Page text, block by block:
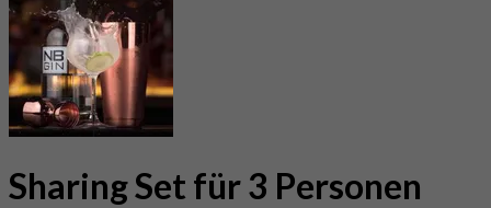
Sharing Set für 3 Personen